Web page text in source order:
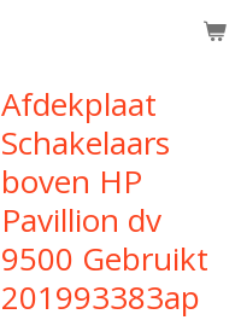
Afdekplaat
Schakelaars
boven HP
Pavillion dv
9500 Gebruikt
201993383ap